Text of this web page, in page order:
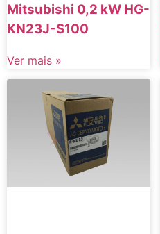
Mitsubishi 0,2 kW HG-
KN23J-S100
Ver mais »